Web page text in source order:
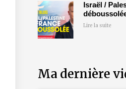
Israël /
Lire la suite
Ma dernière